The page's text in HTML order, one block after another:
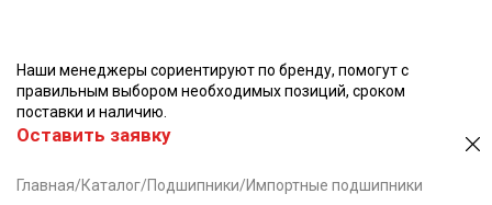
Наши менеджеры сориентируют по бренду, помогут с
правильным выбором необходимых позиций, сроком
поставки и наличию.
Оставить заявку
Главная/Каталог/Подшипники/Импортные подшипники